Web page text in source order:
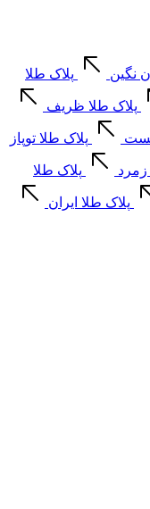
نگین پلاک طلا
پلاک طلا ظریف
پلاک طلا توپاز
زمرد پلاک طلا
پلاک طلا ایران